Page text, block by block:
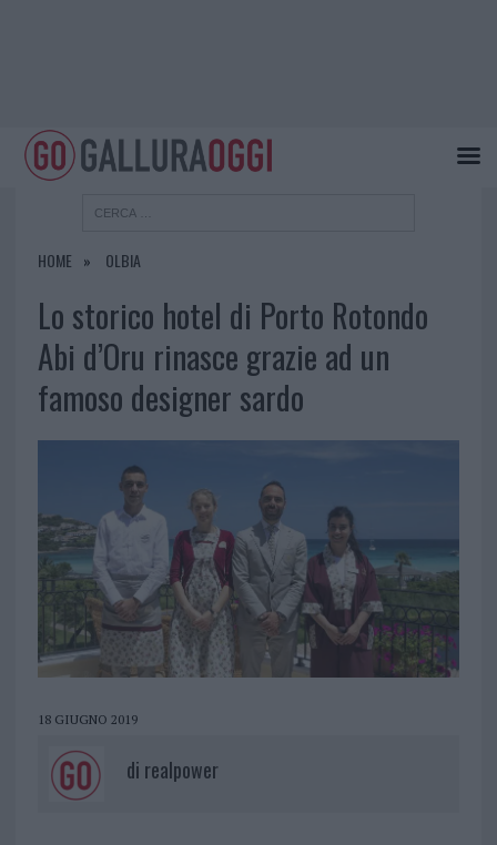
HOME OLBIA
Lo storico hotel di Porto Rotondo
Abi d’Oru rinasce grazie ad un
famoso designer sardo
18 GIUGNO 2019
di realpower